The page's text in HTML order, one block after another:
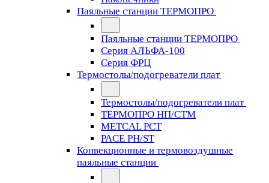
Паяльные станции ТЕРМОПРО
Паяльные станции ТЕРМОПРО
Серия АЛЬФА-100
Серия ФРЦ
Термостолы/подогреватели плат
Термостолы/подогреватели плат
ТЕРМОПРО НП/СТМ
METCAL PCT
PACE PH/ST
Конвекционные и термовоздушные
паяльные станции